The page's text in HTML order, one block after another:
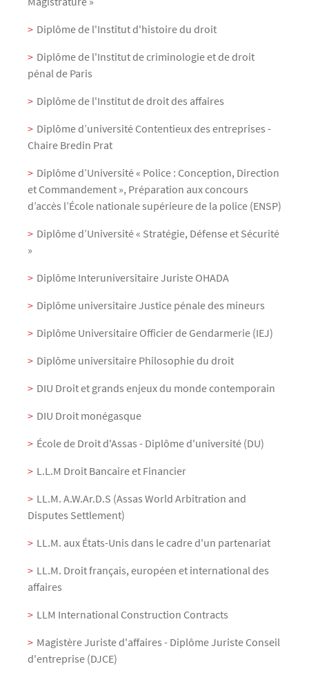
Diplôme de l'Institut d'histoire du droit
Diplôme de l'Institut de criminologie et de droit
pénal de Paris
Diplôme de l'Institut de droit des affaires
Diplôme d’université Contentieux des entreprises -
Chaire Bredin Prat
Diplôme d’Université « Police : Conception, Direction
et Commandement », Préparation aux concours
d’accès l’École nationale supérieure de la police (ENSP)
Diplôme d’Université « Stratégie, Défense et Sécurité
»
Diplôme Interuniversitaire Juriste OHADA
Diplôme universitaire Justice pénale des mineurs
Diplôme Universitaire Officier de Gendarmerie (IEJ)
Diplôme universitaire Philosophie du droit
DIU Droit et grands enjeux du monde contemporain
DIU Droit monégasque
École de Droit d'Assas - Diplôme d'université (DU)
L.L.M Droit Bancaire et Financier
LL.M. A.W.Ar.D.S (Assas World Arbitration and
Disputes Settlement)
LL.M. aux États-Unis dans le cadre d'un partenariat
LL.M. Droit français, européen et international des
affaires
LLM International Construction Contracts
Magistère Juriste d'affaires - Diplôme Juriste Conseil
d'entreprise (DJCE)